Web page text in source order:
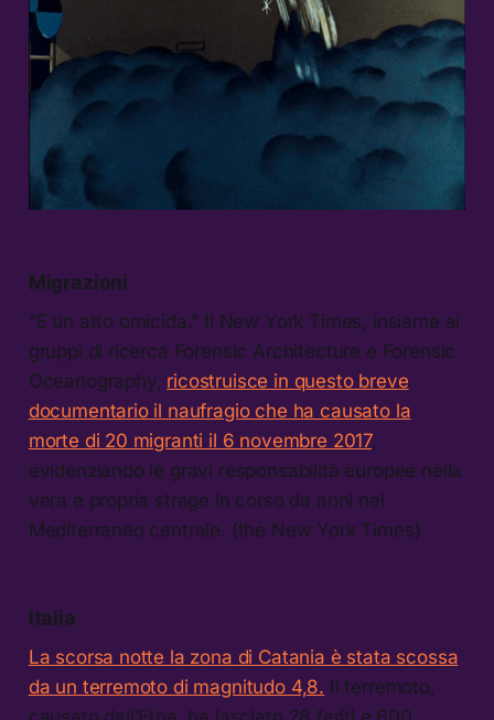
Migrazioni
“È un atto omicida.” Il New York Times, insieme ai
gruppi di ricerca Forensic Architecture e Forensic
Oceanography, ricostruisce in questo breve
documentario il naufragio che ha causato la
morte di 20 migranti il 6 novembre 2017,
evidenziando le gravi responsabilità europee nella
vera e propria strage in corso da anni nel
Mediterraneo centrale. (the New York Times)
Italia
La scorsa notte la zona di Catania è stata scossa
da un terremoto di magnitudo 4,8. Il terremoto,